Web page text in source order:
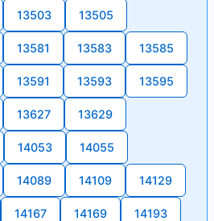
13503 13505
13581 13583 13585
13591 13593 13595
13627 13629
14053 14055
14089 14109 14129
14167 14169 14193